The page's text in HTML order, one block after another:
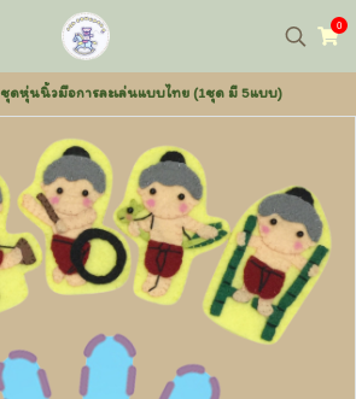
0
ชุดหุ่นนิ้วมือการละเล่นแบบไทย (1ชุด มี 5แบบ)